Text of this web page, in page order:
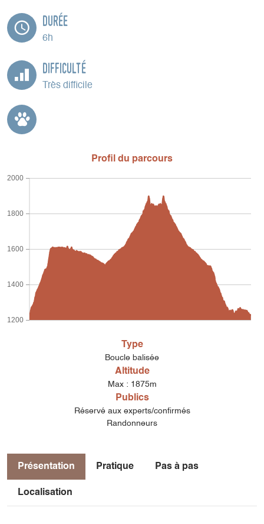
Durée
6h
Difficulté
Très difficile
Profil du parcours
1200
1400
1600
1800
2000
Type
Boucle balisée
Altitude
Max : 1875m
Publics
Réservé aux experts/confirmés
Randonneurs
Présentation Pratique Pas à pas
Localisation